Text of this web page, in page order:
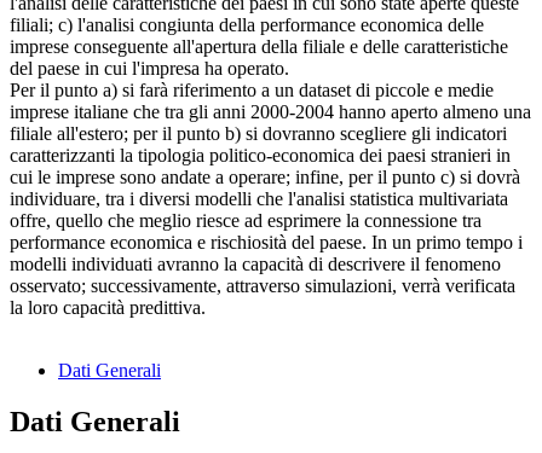
filiali; c) l'analisi congiunta della performance economica delle
imprese conseguente all'apertura della filiale e delle caratteristiche
del paese in cui l'impresa ha operato.
Per il punto a) si farà riferimento a un dataset di piccole e medie
imprese italiane che tra gli anni 2000-2004 hanno aperto almeno una
filiale all'estero; per il punto b) si dovranno scegliere gli indicatori
caratterizzanti la tipologia politico-economica dei paesi stranieri in
cui le imprese sono andate a operare; infine, per il punto c) si dovrà
individuare, tra i diversi modelli che l'analisi statistica multivariata
offre, quello che meglio riesce ad esprimere la connessione tra
performance economica e rischiosità del paese. In un primo tempo i
modelli individuati avranno la capacità di descrivere il fenomeno
osservato; successivamente, attraverso simulazioni, verrà verificata
la loro capacità predittiva.
Dati Generali
Dati Generali